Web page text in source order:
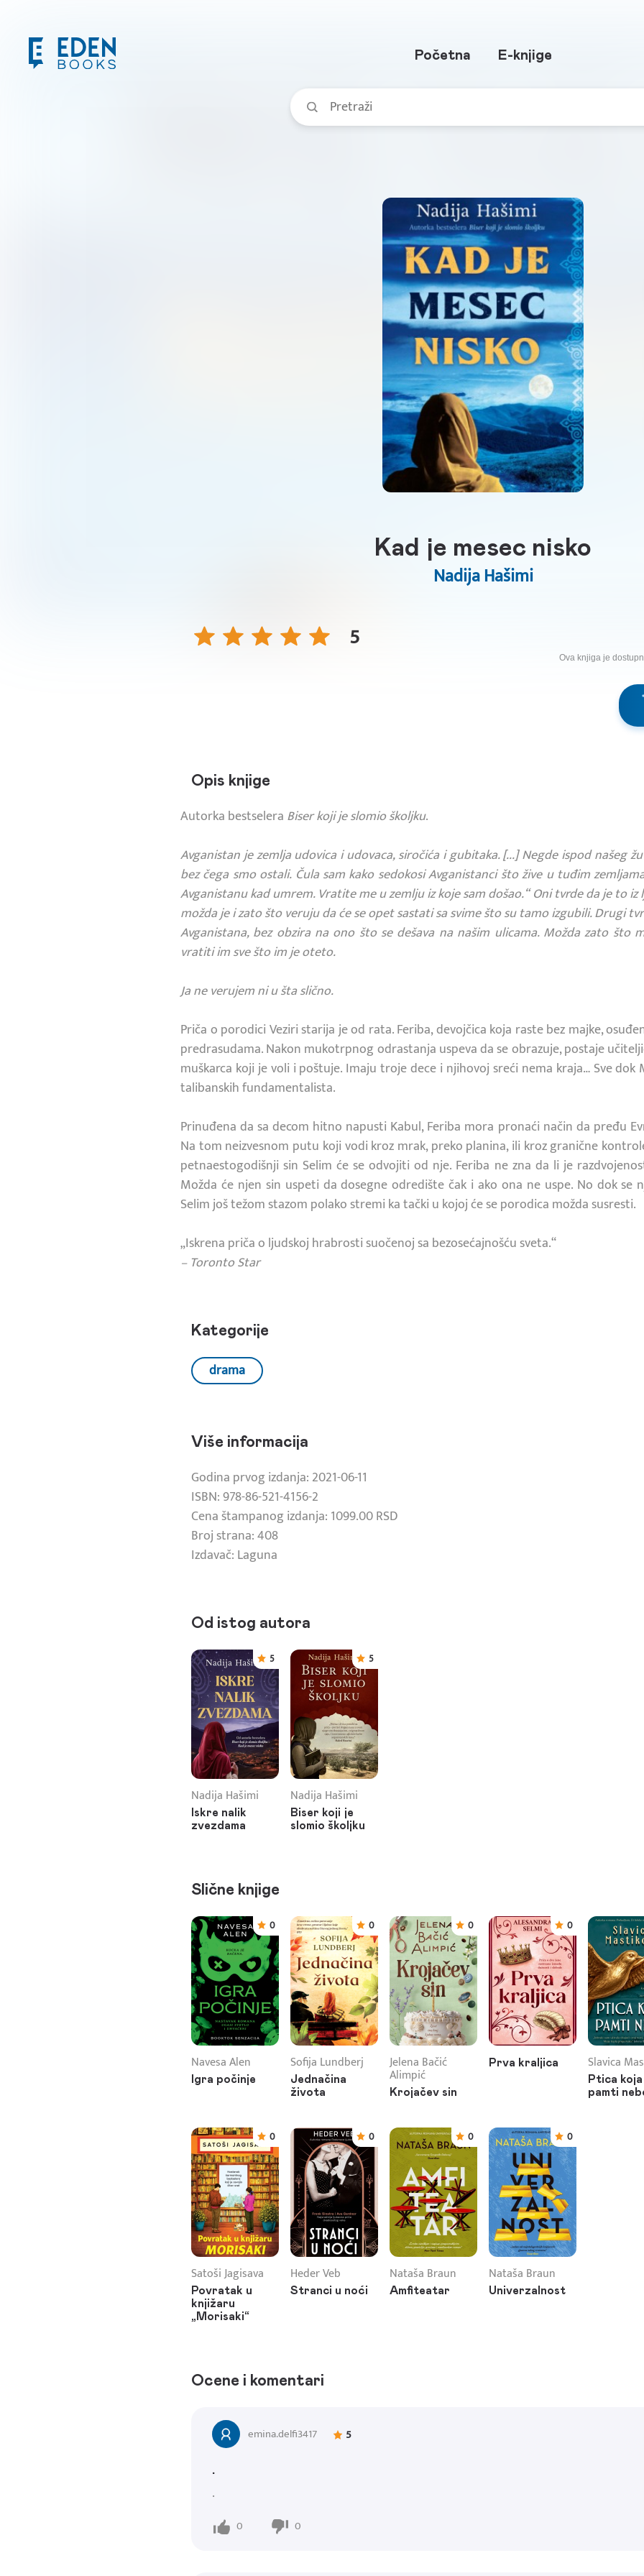
Početna E-knjige
Kad je mesec nisko
Nadija Hašimi
5
Ova knjiga je
Opis knjige
Autorka bestselera Biser koji je slomio školjku.
Avganistan je zemlja udovica i udovaca, siročića i gubitaka. [...] Negde ispod našeg
bez čega smo ostali. Čula sam kako sedokosi Avganistanci što žive u tuđim
Avganistanu kad umrem. Vratite me u zemlju iz koje sam došao.“ Oni tvrde da je to
možda je i zato što veruju da će se opet sastati sa svime što su tamo izgubili. Drugi
Avganistana, bez obzira na ono što se dešava na našim ulicama. Možda zato što
vratiti im sve što im je oteto.
Ja ne verujem ni u šta slično.
Priča o porodici Veziri starija je od rata. Feriba, devojčica koja raste bez majke,
predrasudama. Nakon mukotrpnog odrastanja uspeva da se obrazuje, postaje
muškarca koji je voli i poštuje. Imaju troje dece i njihovoj sreći nema kraja… Sve
talibanskih fundamentalista.
Prinuđena da sa decom hitno napusti Kabul, Feriba mora pronaći način da pređu
Na tom neizvesnom putu koji vodi kroz mrak, preko planina, ili kroz granične
petnaestogodišnji sin Selim će se odvojiti od nje. Feriba ne zna da li je
Možda će njen sin uspeti da dosegne odredište čak i ako ona ne uspe. No dok se
Selim još težom stazom polako stremi ka tački u kojoj će se porodica možda susresti.
„Iskrena priča o ljudskoj hrabrosti suočenoj sa bezosećajnošću sveta.“
– Toronto Star
Kategorije
drama
Više informacija
Godina prvog izdanja: 2021-06-11
ISBN: 978-86-521-4156-2
Cena štampanog izdanja: 1099.00 RSD
Broj strana: 408
Izdavač: Laguna
Od istog autora
5
Nadija Hašimi
Iskre nalik
zvezdama
5
Nadija Hašimi
Biser koji je
slomio školjku
Slične knjige
0
Navesa Alen
Igra počinje
0
Sofija Lundberj
Jednačina
života
0
Jelena Bačić
Alimpić
Krojačev sin
0
Prva kraljica Slavica
Ptica koja
pamti
0
Satoši Jagisava
Povratak u
knjižaru
„Morisaki“
0
Heder Veb
Stranci u noći
0
Nataša Braun
Amfiteatar
0
Nataša Braun
Univerzalnost
Ocene i komentari
emina.delfi3417 5
.
.
0 0